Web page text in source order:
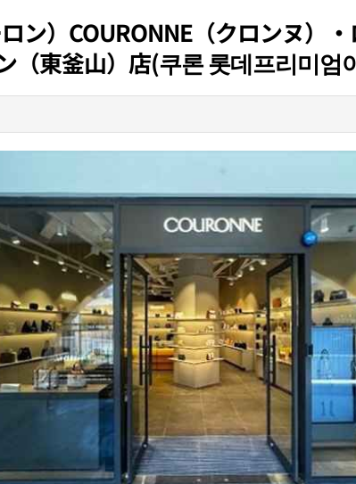
ン）COURONNE（クロンヌ）
（東釜山）店(쿠론 롯데프리미엄